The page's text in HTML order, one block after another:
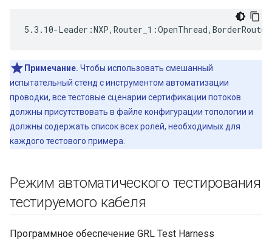
5.3.10-
Примечание. Чтобы использовать смешанный
испытательный стенд с инструментом автоматизации
проводки, все тестовые сценарии сертификации потоков
должны присутствовать в файле конфигурации топологии и
должны содержать список всех ролей, необходимых для
каждого тестового примера.
Режим автоматического тестирования
тестируемого кабеля
Программное обеспечение GRL Test Harness